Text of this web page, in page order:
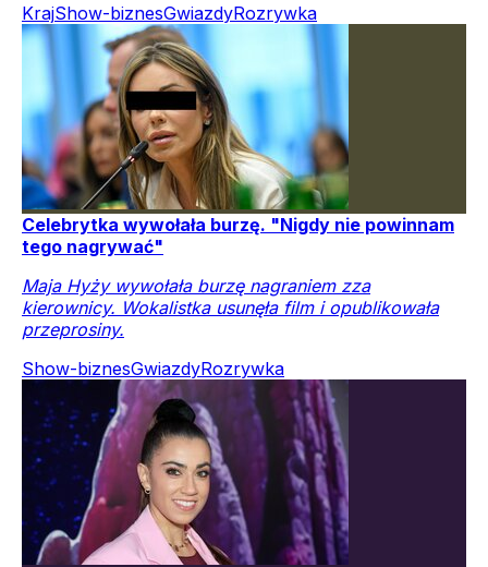
KrajShow-biznesGwiazdyRozrywka
Celebrytka wywołała burzę. "Nigdy nie powinnam
tego nagrywać"
Maja Hyży wywołała burzę nagraniem zza
kierownicy. Wokalistka usunęła film i opublikowała
przeprosiny.
Show-biznesGwiazdyRozrywka